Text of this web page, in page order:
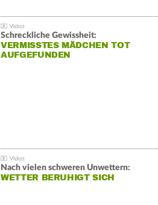
Schreckliche Gewissheit:
VERMISSTES MÄDCHEN TOT
AUFGEFUNDEN
Nach vielen schweren Unwettern:
WETTER BERUHIGT SICH